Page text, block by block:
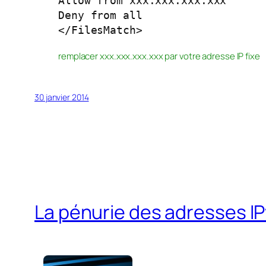
Deny from all
</FilesMatch>
remplacer xxx.xxx.xxx.xxx par votre adresse IP fixe
30 janvier 2014
La pénurie des adresses